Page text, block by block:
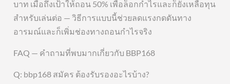
บาท เมื่อถึงเป้าให้ถอน 50% เพื่อล็อกกำไรและก็ยังเหลือทุน
สำหรับเล่นต่อ — วิธีการแบบนี้ช่วยลดแรงกดดันทาง
อารมณ์และก็เพิ่มช่องทางถอนกำไรจริง
FAQ — คำถามที่พบมากเกี่ยวกับ BBP168
Q: bbp168 สมัคร ต้องรับรองอะไรบ้าง?